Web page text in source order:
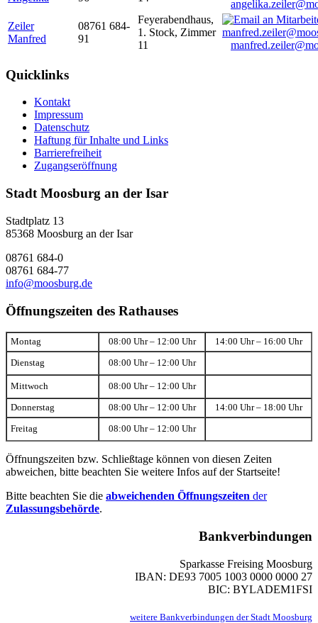
Zeiler
Manfred
08761 684-
91
Feyerabendhaus,
1. Stock, Zimmer
11
Quicklinks
Kontakt
Impressum
Datenschutz
Haftung für Inhalte und Links
Barrierefreiheit
Zugangseröffnung
Stadt Moosburg an der Isar
Stadtplatz 13
85368 Moosburg an der Isar
08761 684-0
08761 684-77
info@moosburg.de
Öffnungszeiten des Rathauses
Montag 08:00 Uhr – 12:00 Uhr 14:00 Uhr – 16:00 Uhr
Dienstag 08:00 Uhr – 12:00 Uhr
Mittwoch 08:00 Uhr – 12:00 Uhr
Donnerstag 08:00 Uhr – 12:00 Uhr 14:00 Uhr – 18:00 Uhr
Freitag 08:00 Uhr – 12:00 Uhr
Öffnungszeiten bzw. Schließtage können von diesen Zeiten
abweichen, bitte beachten Sie weitere Infos auf der Startseite!
Bitte beachten Sie die abweichenden Öffnungszeiten der
Zulassungsbehörde.
Bankverbindungen
Sparkasse Freising Moosburg
IBAN: DE93 7005 1003 0000 0000 27
BIC: BYLADEM1FSI
weitere Bankverbindungen der Stadt Moosburg